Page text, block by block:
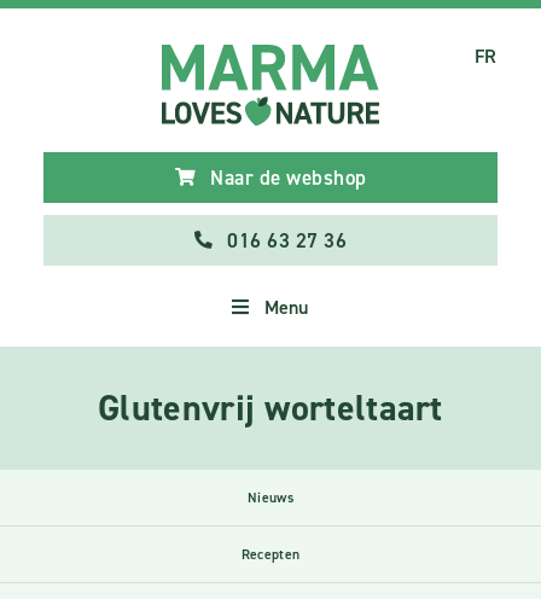
Naar de webshop
016 63 27 36
Menu
FR
Glutenvrij worteltaart
Nieuws
Recepten